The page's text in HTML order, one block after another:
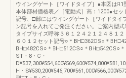
ウイングゲート［ワイドタイプ］●本図はR1
本体部材価格表／［電動式］高：1200●セッ
記号、□部にはウイングゲート［ワイドタ
ン記号を入れてご発注ください。ご案内型
タイプサイズ呼称３６１２４２１２４８１２
６０１２セット記号○＊BH□362CS○＊
BH□482CS○＊BH□512CS○＊BH□542CS○
ST・8・C・
H・